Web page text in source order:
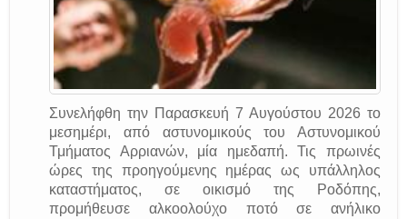
Συνελήφθη την Παρασκευή 7 Αυγούστου 2026 το
μεσημέρι, από αστυνομικούς του Αστυνομικού
Τμήματος Αρριανών, μία ημεδαπή. Τις πρωινές
ώρες της προηγούμενης ημέρας ως υπάλληλος
καταστήματος, σε οικισμό της Ροδόπης,
προμήθευσε αλκοολούχο ποτό σε ανήλικο